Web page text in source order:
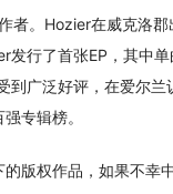
。Hozier在威克洛
行了首张EP，其中
到广泛好评，在爱尔
专辑榜。
版权作品，如果不幸